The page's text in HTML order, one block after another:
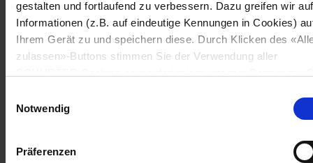
gestalten und fortlaufend zu verbessern. Dazu greifen wir auf
Informationen (z.B. auf eindeutige Kennungen in Cookies)
Ihrem Gerät zu und speichern diese. Durch Klicken des
zulassen»-Buttons stimmen Sie der Verwendung aller
«Cookie-Einstellungen verwalten» am Seitenende klicken.
Einstellungen werden unseren Partnern gemeldet und haben
keinen Einfluss auf die Browserdaten. Weitere Informationen
erhalten Sie in unserer
Notwendig
Präferenzen